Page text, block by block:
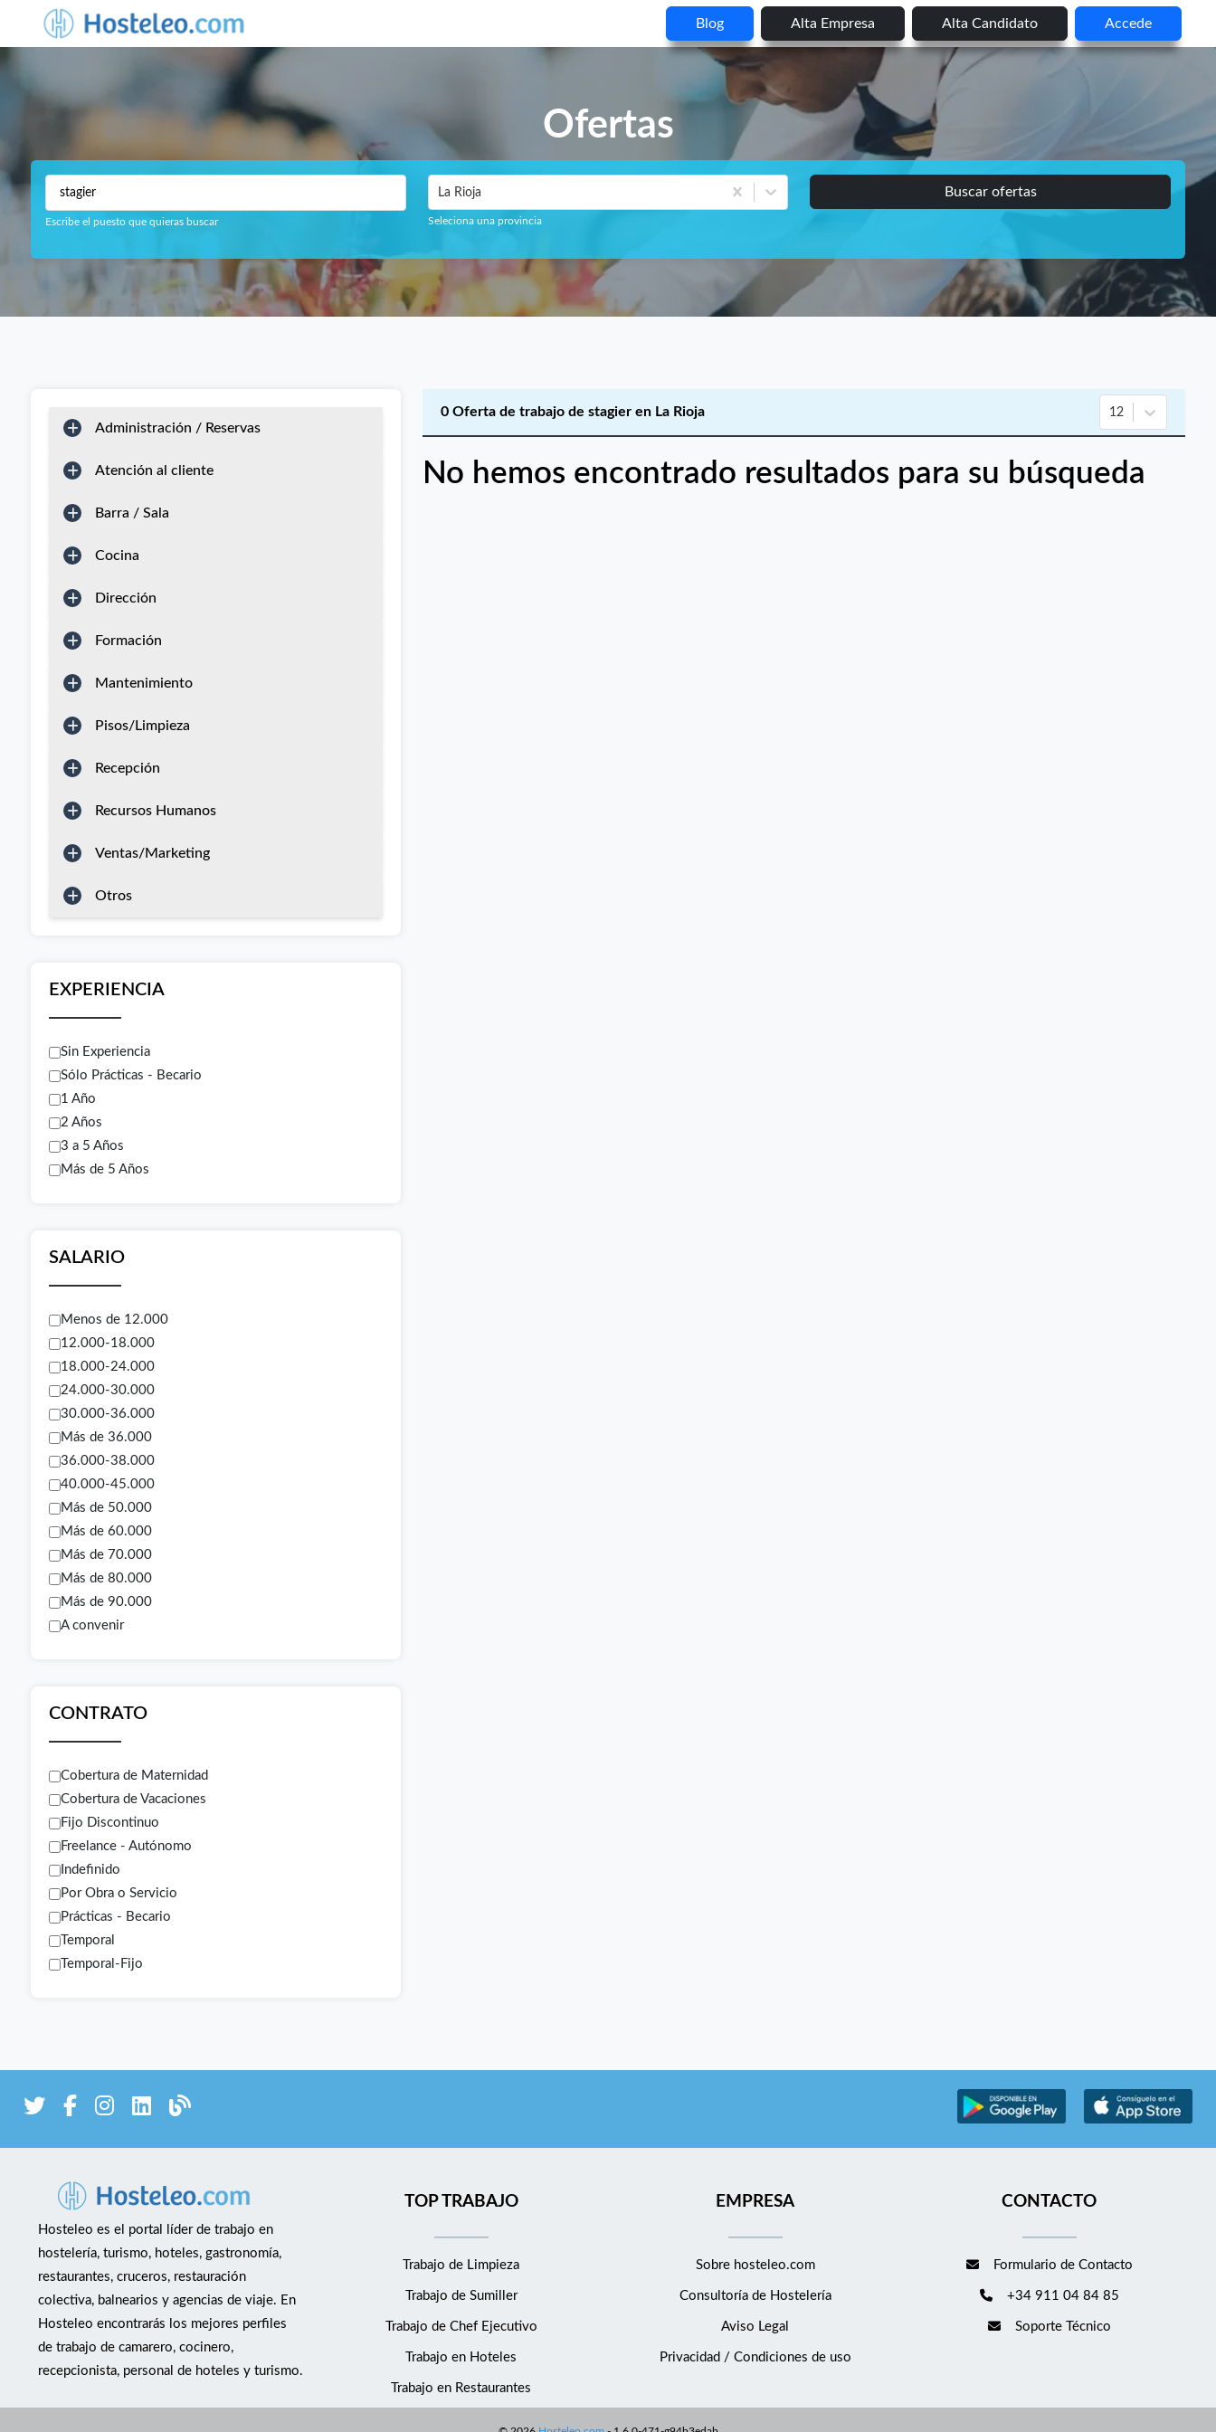
Blog Alta Empresa Alta Candidato Accede
Ofertas
Escribe el puesto que quieras buscar
La Rioja
Seleciona una provincia
Buscar ofertas
Administración / Reservas
Atención al cliente
Barra / Sala
Cocina
Dirección
Formación
Mantenimiento
Pisos/Limpieza
Recepción
Recursos Humanos
Ventas/Marketing
Otros
EXPERIENCIA
Sin Experiencia
Sólo Prácticas - Becario
1 Año
2 Años
3 a 5 Años
Más de 5 Años
SALARIO
Menos de 12.000
12.000-18.000
18.000-24.000
24.000-30.000
30.000-36.000
Más de 36.000
36.000-38.000
40.000-45.000
Más de 50.000
Más de 60.000
Más de 70.000
Más de 80.000
Más de 90.000
A convenir
CONTRATO
Cobertura de Maternidad
Cobertura de Vacaciones
Fijo Discontinuo
Freelance - Autónomo
Indefinido
Por Obra o Servicio
Prácticas - Becario
Temporal
Temporal-Fijo
0 Oferta de trabajo de stagier en La Rioja 12
No hemos encontrado resultados para su búsqueda
Hosteleo es el portal líder de trabajo en
hostelería, turismo, hoteles, gastronomía,
restaurantes, cruceros, restauración
colectiva, balnearios y agencias de viaje. En
Hosteleo encontrarás los mejores perfiles
de trabajo de camarero, cocinero,
recepcionista, personal de hoteles y turismo.
TOP TRABAJO
Trabajo de Limpieza
Trabajo de Sumiller
Trabajo de Chef Ejecutivo
Trabajo en Hoteles
Trabajo en Restaurantes
EMPRESA
Sobre hosteleo.com
Consultoría de Hostelería
Aviso Legal
Privacidad / Condiciones de uso
CONTACTO
Formulario de Contacto
+34 911 04 84 85
Soporte Técnico